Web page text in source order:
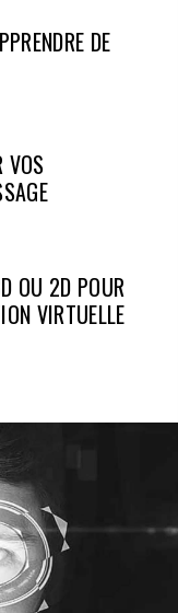
DE
VOS
OU 2D POUR
VIRTUELLE